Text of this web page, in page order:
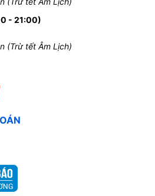
- 21:00)
(Trừ tết Âm Lịch)